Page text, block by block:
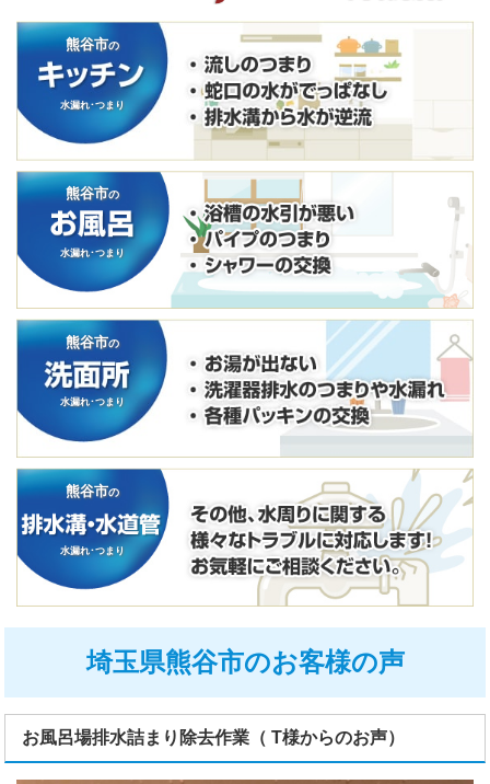
熊谷市の
水漏れ･つまり
熊谷市の
水漏れ･つまり
熊谷市の
水漏れ･つまり
熊谷市の
水漏れ･つまり
埼玉県熊谷市のお客様の声
お風呂場排水詰まり除去作業（ T様からのお声）